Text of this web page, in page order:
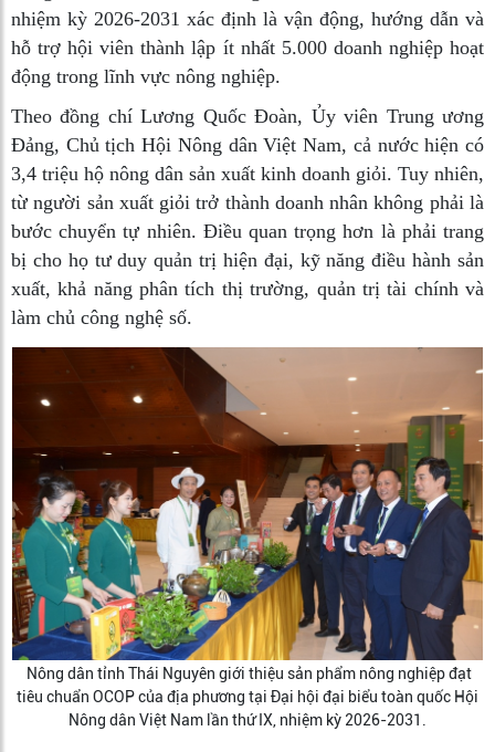
nhiệm kỳ 2026-2031 xác định là vận động, hướng dẫn và
hỗ trợ hội viên thành lập ít nhất 5.000 doanh nghiệp hoạt
động trong lĩnh vực nông nghiệp.
Theo đồng chí Lương Quốc Đoàn, Ủy viên Trung ương
Đảng, Chủ tịch Hội Nông dân Việt Nam, cả nước hiện có
3,4 triệu hộ nông dân sản xuất kinh doanh giỏi. Tuy nhiên,
từ người sản xuất giỏi trở thành doanh nhân không phải là
bước chuyển tự nhiên. Điều quan trọng hơn là phải trang
bị cho họ tư duy quản trị hiện đại, kỹ năng điều hành sản
xuất, khả năng phân tích thị trường, quản trị tài chính và
làm chủ công nghệ số.
Nông dân tỉnh Thái Nguyên giới thiệu sản phẩm nông nghiệp đạt
tiêu chuẩn OCOP của địa phương tại Đại hội đại biểu toàn quốc Hội
Nông dân Việt Nam lần thứ IX, nhiệm kỳ 2026-2031.